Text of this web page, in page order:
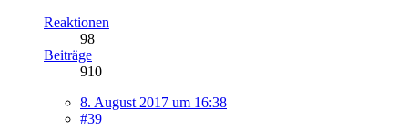
Reaktionen
98
Beiträge
910
8. August 2017 um 16:38
#39